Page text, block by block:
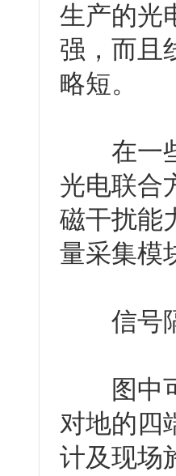
生产的光
强，而且
略短。
在一些
光电联合
磁干扰能
量采集模
信号隔
图中可
对地的四
计及现场